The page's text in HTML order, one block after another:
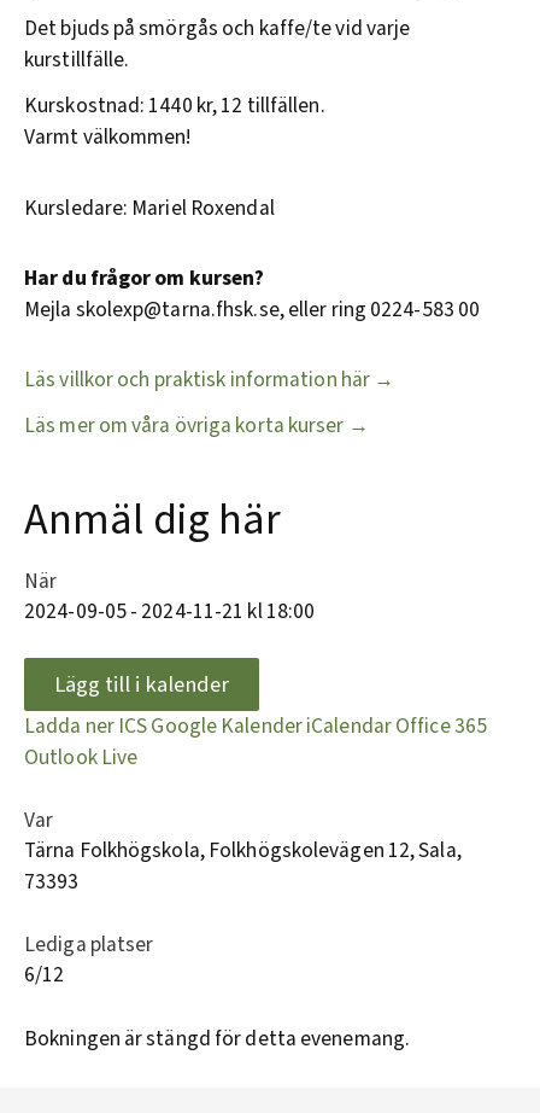
Det bjuds på smörgås och kaffe/te vid varje
kurstillfälle.
Kurskostnad: 1440 kr, 12 tillfällen.
Varmt välkommen!
Kursledare: Mariel Roxendal
Har du frågor om kursen?
Mejla skolexp@tarna.fhsk.se, eller ring 0224-583 00
Läs villkor och praktisk information här →
Läs mer om våra övriga korta kurser →
Anmäl dig här
När
2024-09-05 - 2024-11-21 kl 18:00
Lägg till i kalender
Ladda ner ICSGoogle KalenderiCalendarOffice 365
Outlook Live
Var
Tärna Folkhögskola, Folkhögskolevägen 12, Sala,
73393
Lediga platser
6/12
Bokningen är stängd för detta evenemang.